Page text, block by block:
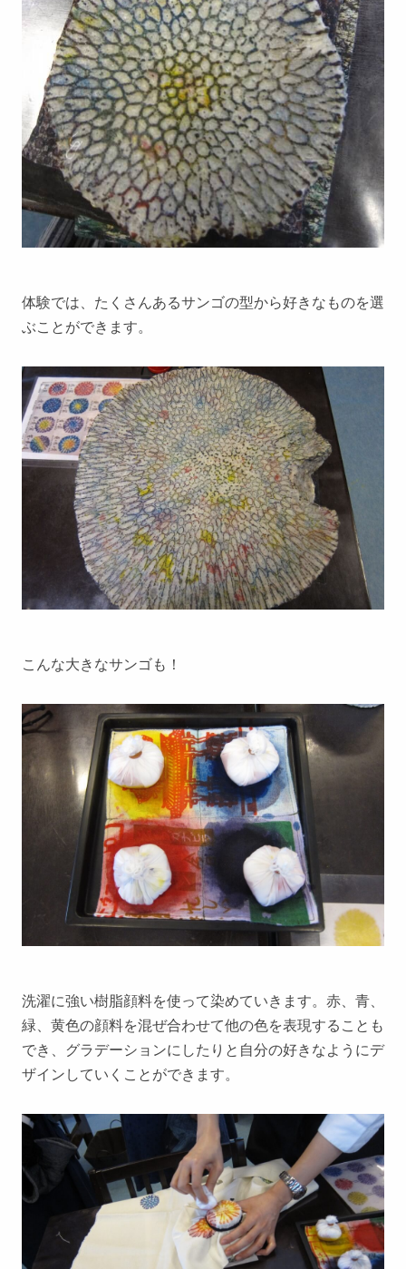
体験では、たくさんあるサンゴの型から好きなものを選
ぶことができます。
こんな大きなサンゴも！
洗濯に強い樹脂顔料を使って染めていきます。赤、青、
緑、黄色の顔料を混ぜ合わせて他の色を表現することも
でき、グラデーションにしたりと自分の好きなようにデ
ザインしていくことができます。